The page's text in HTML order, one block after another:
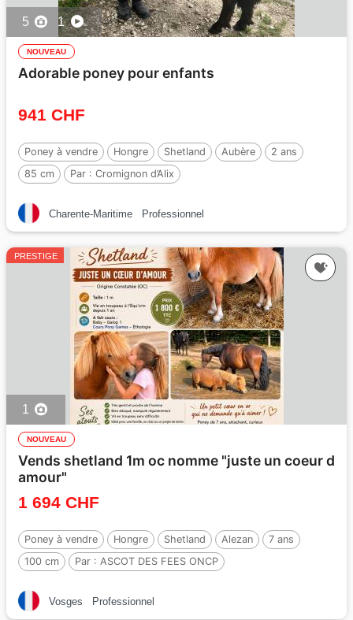
5 1
NOUVEAU
Adorable poney pour enfants
941 CHF
Poney à vendre Hongre Shetland Aubère
2 ans
85 cm
Par : Cromignon d’Alix
Charente-Maritime Professionnel
PRESTIGE
1
NOUVEAU
Vends shetland 1m oc nomme "juste un coeur d
amour"
1 694 CHF
Poney à vendre Hongre Shetland Alezan
7 ans
100 cm
Par : ASCOT DES FEES ONCP
Vosges Professionnel